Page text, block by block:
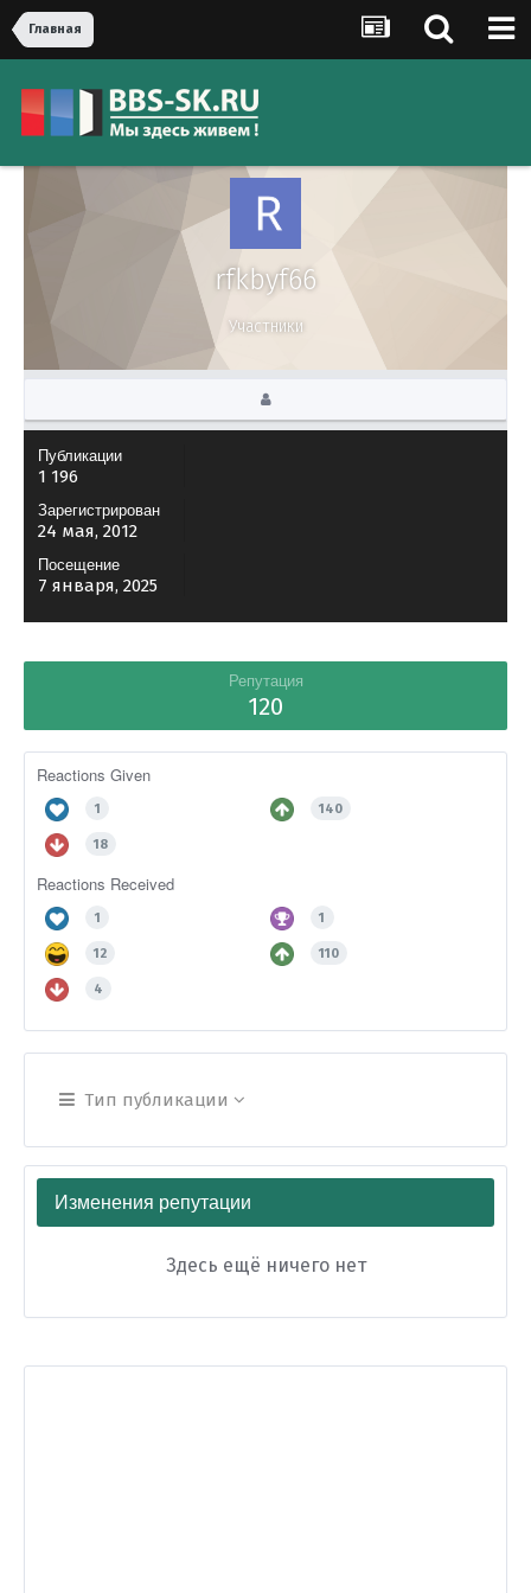
Главная
rfkbyf66
Участники
Публикации
1 196
Зарегистрирован
24 мая, 2012
Посещение
7 января, 2025
Репутация
120
Reactions Given
1 140
18
Reactions Received
1 1
12 110
4
Тип публикации
Изменения репутации
Здесь ещё ничего нет